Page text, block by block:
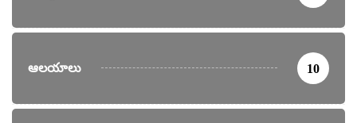
ఆలయాలు 10